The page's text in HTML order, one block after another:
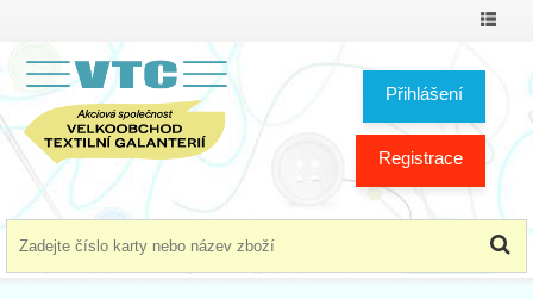
Přihlášení
Registrace